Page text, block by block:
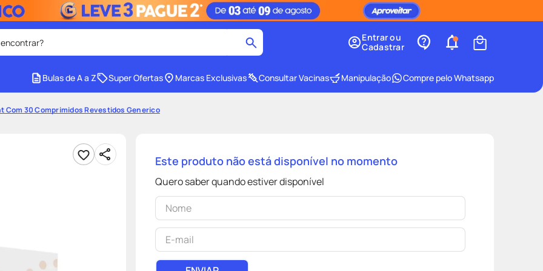
facial 4º shampoo
8º protetor solar
teste gravidez
Entrar ou
Cadastrar
Bulas de A a Z Super Ofertas Marcas Exclusivas Consultar Vacinas Manipulação Compre pelo Whatsapp
Com 30 Comprimidos Revestidos Generico
Este produto não está disponível no momento
Quero saber quando estiver disponível